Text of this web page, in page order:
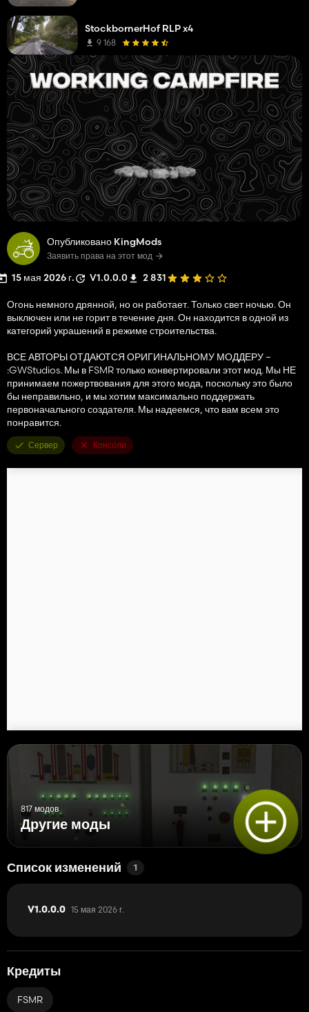
Опубликовано KingMods
Заявить права на этот мод
15 мая 2026 г. V1.0.0.0 2 831
Огонь немного дрянной, но он работает. Только свет ночью. Он
выключен или не горит в течение дня. Он находится в одной из
категорий украшений в режиме строительства.
ВСЕ АВТОРЫ ОТДАЮТСЯ ОРИГИНАЛЬНОМУ МОДДЕРУ –
:GWStudios. Мы в FSMR только конвертировали этот мод. Мы НЕ
принимаем пожертвования для этого мода, поскольку это было
бы неправильно, и мы хотим максимально поддержать
первоначального создателя. Мы надеемся, что вам всем это
понравится.
Сервер Консоли
817 модов
Другие моды
Список изменений 1
V1.0.0.0 15 мая 2026 г.
Кредиты
FSMR
StockbornerHof RLP x4
9 168